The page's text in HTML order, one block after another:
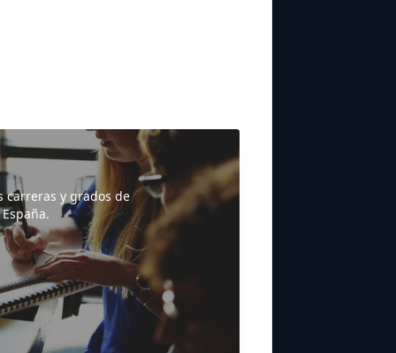
carreras y grados de